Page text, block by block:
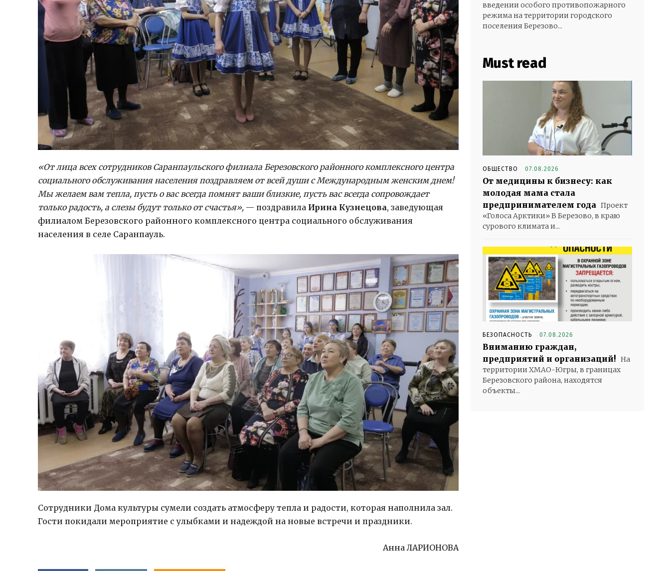
«От лица всех сотрудников Саранпаульского филиала Березовского районного комплексного центра
социального обслуживания населения поздравляем от всей души с Международным женским днем!
Мы желаем вам тепла, пусть о вас всегда помнят ваши близкие, пусть вас всегда сопровождает
только радость, а слезы будут только от счастья», — поздравила Ирина Кузнецова, заведующая
филиалом Березовского районного комплексного центра социального обслуживания
населения в селе Саранпауль.
Сотрудники Дома культуры сумели создать атмосферу тепла и радости, которая наполнила зал.
Гости покидали мероприятие с улыбками и надеждой на новые встречи и праздники.
Анна ЛАРИОНОВА
введении особого противопожарного
режима на территории городского
поселения Березово...
Must read
ОБЩЕСТВО 07.08.2026
От медицины к бизнесу: как
молодая мама стала
предпринимателем года Проект
«Голоса Арктики» В Березово, в краю
сурового климата и...
БЕЗОПАСНОСТЬ 07.08.2026
Вниманию граждан,
предприятий и организаций! На
территории ХМАО-Югры, в границах
Березовского района, находятся
объекты...